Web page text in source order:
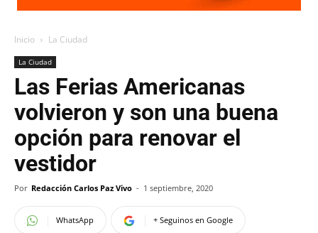
Inicio La Ciudad
La Ciudad
Las Ferias Americanas
volvieron y son una buena
opción para renovar el
vestidor
Por Redacción Carlos Paz Vivo - 1 septiembre, 2020
WhatsApp + Seguinos en Google